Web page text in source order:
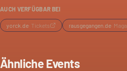
AUCH VERFÜGBAR BEI
yorck.de· Tickets rausgegangen.de·
Ähnliche Events